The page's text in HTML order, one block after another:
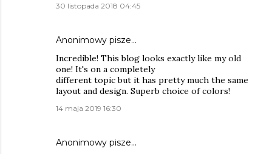
30 listopada 2018 04:45
Anonimowy pisze…
Incredible! This blog looks exactly like my old
one! It's on a completely
different topic but it has pretty much the same
layout and design. Superb choice of colors!
14 maja 2019 16:30
Anonimowy pisze…